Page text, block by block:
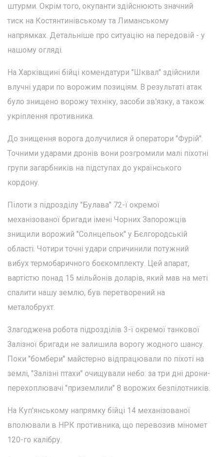
штурми. Окрім того, окупанти здійснюють значний
тиск на Костянтинівському та Лиманському
напрямках. Детальніше про ситуацію на передовій - у
нашому огляді.
На Харківщині бійці комендатури "Шквал" здійснили
влучні удари по ворожим позиціям. В результаті атак
було знищено ворожу техніку, засоби зв'язку, а також
укріплення противника.
До знищення ворога долучилися й оператори "Фурій".
Точними ударами дронів вони розгромили малі піхотні
групи загарбників на підступах до українського
кордону.
Пілоти з підрозділу "Булава" 72-ї окремої
механізованої бригади імені Чорних Запорожців
знищили ворожий "Солнцепьок" у Бєлгородській
області. Чотири точні удари спричинили потужний
вибух термобаричного боєкомплекту. Цей апарат,
вартістю понад 15 мільйонів доларів, який мав на меті
спалити нашу землю, був перетворений на
металобрухт.
Злагоджена робота підрозділів 3-ї окремої танкової
Залізної бригади не залишила ворогу жодного шансу.
Поки "бомбери" майстерно відпрацювали по піхоті на
землі, "Залізні птахи" очищували небо: за три дні дрони-
перехоплювачі "приземлили" 8 ворожих безпілотників.
На Куп'янському напрямку бійці 14 механізованої
вполювали в НРК противника, що перевозив міномет
120-го калібру.